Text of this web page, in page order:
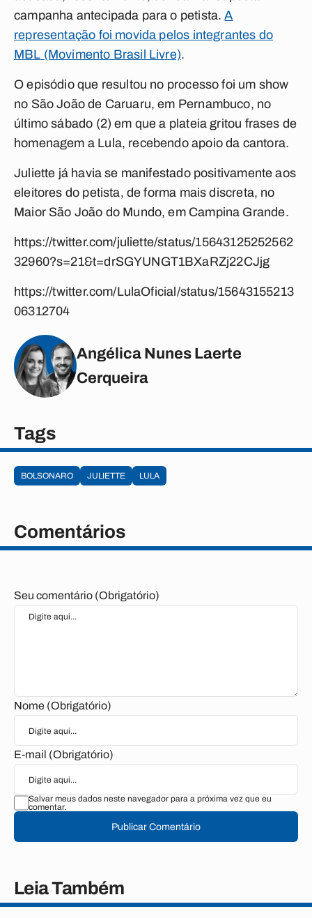
campanha antecipada para o petista.A
representação foi movida pelos integrantes do
MBL (Movimento Brasil Livre).
O episódio que resultou no processo foi um show
no São João de Caruaru, em Pernambuco, no
último sábado (2) em que a plateia gritou frases de
homenagem a Lula, recebendo apoio da cantora.
Juliette já havia se manifestado positivamente aos
eleitores do petista, de forma mais discreta, no
Maior São João do Mundo, em Campina Grande.
https://twitter.com/juliette/status/15643125252562
32960?s=21&t=drSGYUNGT1BXaRZj22CJjg
https://twitter.com/LulaOficial/status/15643155213
06312704
Angélica Nunes Laerte
Cerqueira
Tags
BOLSONARO JULIETTE LULA
Comentários
Seu comentário (Obrigatório)
Nome (Obrigatório)
E-mail (Obrigatório)
Salvar meus dados neste navegador para a próxima vez que eu
comentar.
Publicar Comentário
Leia Também